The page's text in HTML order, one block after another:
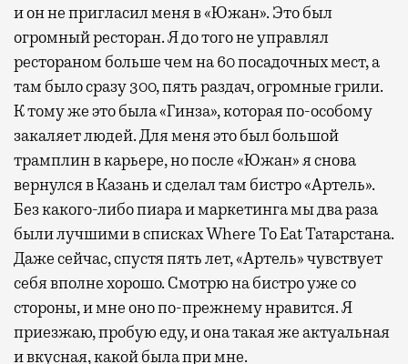
и он не пригласил меня в «Южан». Это был
огромный ресторан. Я до того не управлял
рестораном больше чем на 60 посадочных мест, а
там было сразу 300, пять раздач, огромные грили.
К тому же это была «Гинза», которая по-особому
закаляет людей. Для меня это был большой
трамплин в карьере, но после «Южан» я снова
вернулся в Казань и сделал там бистро «Артель».
Без какого-либо пиара и маркетинга мы два раза
были лучшими в списках Where To Eat Татарстана.
Даже сейчас, спустя пять лет, «Артель» чувствует
себя вполне хорошо. Смотрю на бистро уже со
стороны, и мне оно по-прежнему нравится. Я
приезжаю, пробую еду, и она такая же актуальная
и вкусная, какой была при мне.